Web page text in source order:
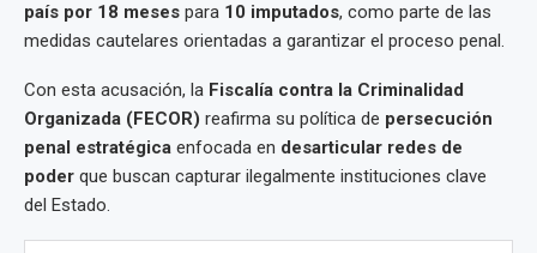
país por 18 meses para 10 imputados, como parte de las
medidas cautelares orientadas a garantizar el proceso penal.
Con esta acusación, la Fiscalía contra la Criminalidad
Organizada (FECOR) reafirma su política de persecución
penal estratégica enfocada en desarticular redes de
poder que buscan capturar ilegalmente instituciones clave
del Estado.